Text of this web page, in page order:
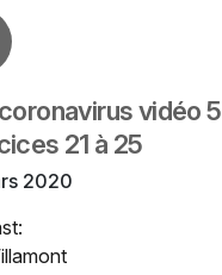
vidéo 5
21 à 25
2020